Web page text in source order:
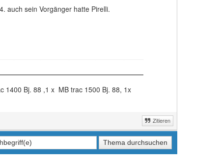
auch sein Vorgänger hatte Pirelli.
1400 Bj. 88 ,1 x MB trac 1500 Bj. 88, 1x
Zitieren